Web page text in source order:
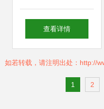
动 丰富文化生活，
文化场馆管理服务
查看详情
如若转载，请注明出处：http://
1 2